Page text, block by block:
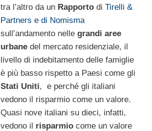
tra l’altro da un Rapportodi Tirelli &
Partners e di Nomisma
sull’andamento nelle grandi aree
urbanedel mercato residenziale, il
livello di indebitamento delle famiglie
è più basso rispetto a Paesi come gli
Stati Uniti, e perché gli italiani
vedono il risparmio come un valore.
Quasi nove italiani su dieci, infatti,
vedono il risparmiocome un valore